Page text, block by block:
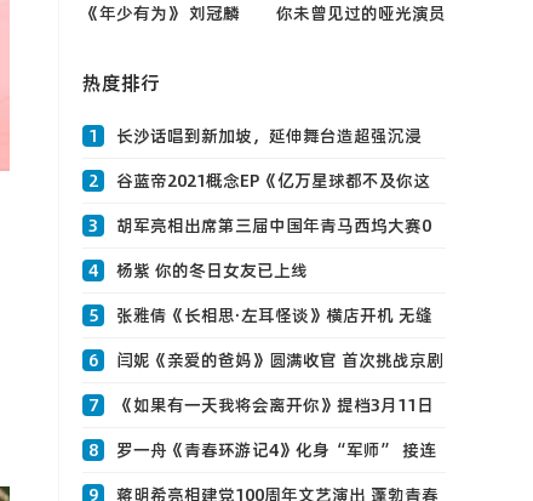
《年少有为》 刘冠麟
强电子榨菜来了
你未曾见过的哑光演员
热度排行
1
长沙话唱到新加坡，延伸舞台造超强沉浸
感，张艺兴大航海新加坡站人气爆棚！！！
0
2
谷蓝帝2021概念EP《亿万星球都不及你这
颗尘埃耀0
3
胡军亮相出席第三届中国年青马西坞大赛0
4
杨紫 你的冬日女友已上线
5
张雅倩《长相思·左耳怪谈》横店开机 无缝
进组多部待播作品引期待0
6
闫妮《亲爱的爸妈》圆满收官 首次挑战京剧
名角0
7
《如果有一天我将会离开你》提档3月11日
齐溪首0
8
罗一舟《青春环游记4》化身“军师” 接连
上演名场面幽默感满分
9
蒋明希亮相建党100周年文艺演出 蓬勃青春